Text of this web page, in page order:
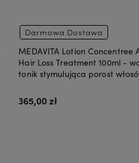
Darmowa Dostawa
MEDAVITA Lotion Concentree
Hair Loss Treatment 100ml -
tonik stymulująca porost
365,00 zł